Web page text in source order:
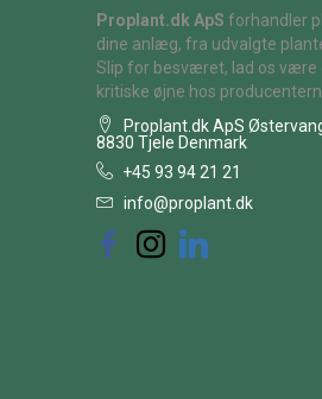
Proplant.dk ApS forhandler
dine anlæg, fra udvalgte
Slip for besværet, lad os være
kritiske øjne hos
Proplant.dk ApS
8830 Tjele Denmark
+45 93 94 21 21
info@proplant.dk